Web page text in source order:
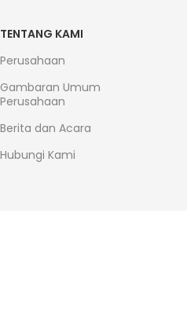
TENTANG KAMI
Perusahaan
Gambaran Umum
Perusahaan
Berita dan Acara
Hubungi Kami